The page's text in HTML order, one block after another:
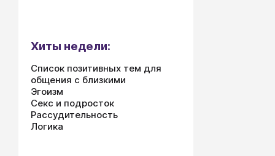
Хиты недели:
Список позитивных тем для
общения с близкими
Эгоизм
Секс и подросток
Рассудительность
Логика